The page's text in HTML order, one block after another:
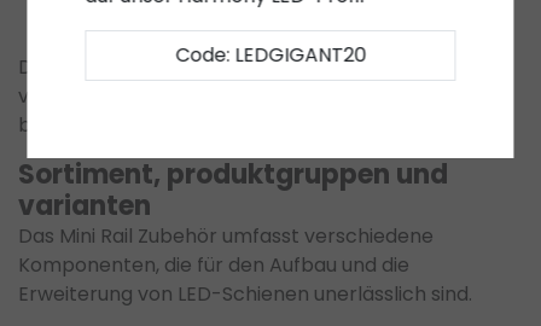
Die einfache Anpassung der Lichtposition durch
verschiebbare LED-Spots macht Mini Rail Systeme
besonders vielseitig.
Sortiment, produktgruppen und
varianten
Das Mini Rail Zubehör umfasst verschiedene
Komponenten, die für den Aufbau und die
Erweiterung von LED-Schienen unerlässlich sind.
Code: LEDGIGANT20